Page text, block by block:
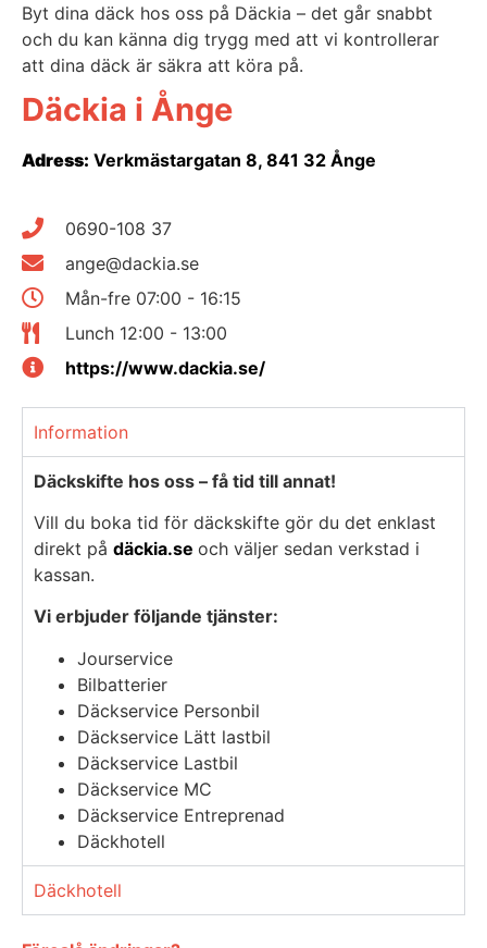
Byt dina däck hos oss på Däckia – det går snabbt
och du kan känna dig trygg med att vi kontrollerar
att dina däck är säkra att köra på.
Däckia i Ånge
Adress: Verkmästargatan 8, 841 32 Ånge
0690-108 37
ange@dackia.se
Mån-fre 07:00 - 16:15
Lunch 12:00 - 13:00
https://www.dackia.se/
Information
Däckskifte hos oss – få tid till annat!
Vill du boka tid för däckskifte gör du det enklast
direkt på däckia.se och väljer sedan verkstad i
kassan.
Vi erbjuder följande tjänster:
Jourservice
Bilbatterier
Däckservice Personbil
Däckservice Lätt lastbil
Däckservice Lastbil
Däckservice MC
Däckservice Entreprenad
Däckhotell
Däckhotell